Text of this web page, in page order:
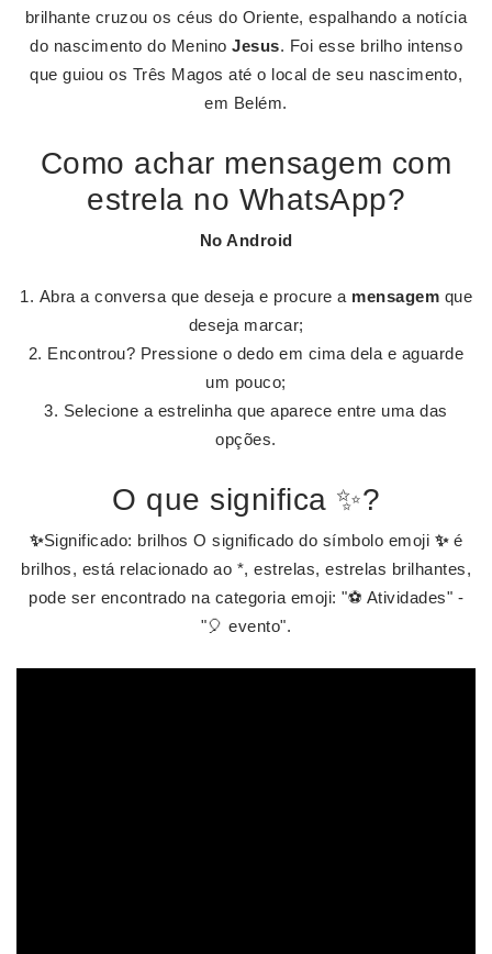
brilhante cruzou os céus do Oriente, espalhando a notícia
do nascimento do Menino Jesus. Foi esse brilho intenso
que guiou os Três Magos até o local de seu nascimento,
em Belém.
Como achar mensagem com
estrela no WhatsApp?
No Android
Abra a conversa que deseja e procure a mensagem que
deseja marcar;
Encontrou? Pressione o dedo em cima dela e aguarde
um pouco;
Selecione a estrelinha que aparece entre uma das
opções.
O que significa ✨?
✨Significado: brilhos O significado do símbolo emoji ✨é
brilhos, está relacionado ao *, estrelas, estrelas brilhantes,
pode ser encontrado na categoria emoji: "⚽ Atividades" -
"🎈 evento".